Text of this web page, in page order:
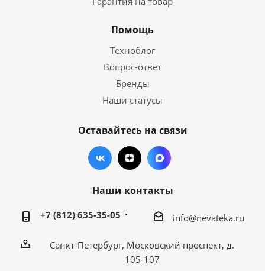
Помощь
Техноблог
Вопрос-ответ
Бренды
Наши статусы
Оставайтесь на связи
Наши контакты
+7 (812) 635-35-05 info@nevateka.ru
Санкт-Петербург, Московский проспект, д.
105-107